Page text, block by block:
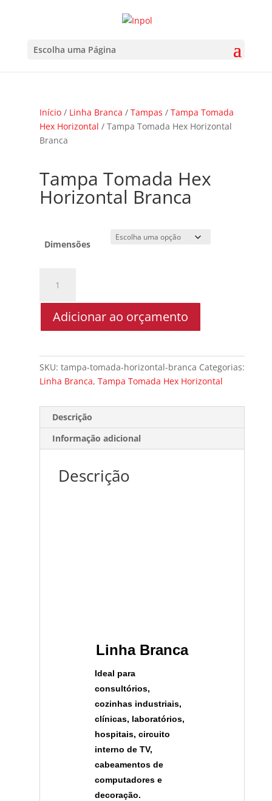
Escolha uma Página
Início/ Linha Branca / Tampas / Tampa Tomada
Hex Horizontal / Tampa Tomada Hex Horizontal
Branca
Tampa Tomada Hex
Horizontal Branca
Dimensões
Tomada
Hex
Horizontal
Branca
Adicionar ao orçamento
SKU: tampa-tomada-horizontal-branca Categorias:
Linha Branca, Tampa Tomada Hex Horizontal
Descrição
Informação adicional
Descrição
Linha Branca
Ideal para
consultórios,
cozinhas industriais,
clínicas, laboratórios,
hospitais, circuito
interno de TV,
cabeamentos de
computadores e
decoração.